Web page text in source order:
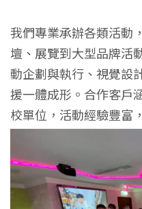
我們專業承辦各類活動
壇、展覽到大型品牌活
動企劃與執行、視覺設
援一體成形。合作客戶
校單位，活動經驗豐富